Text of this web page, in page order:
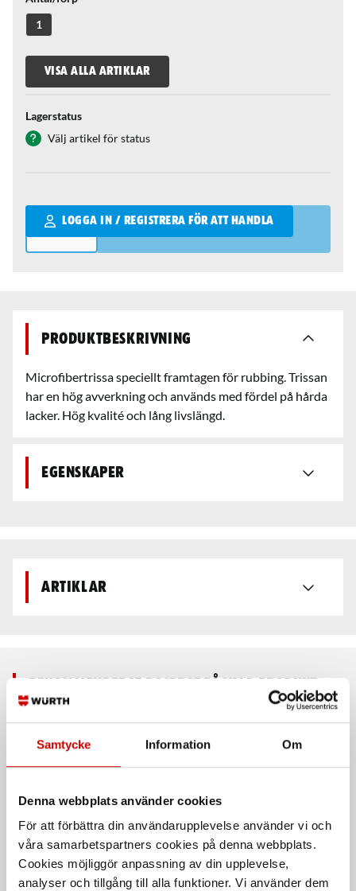
Samtycke Information Om
Denna webbplats använder cookies
För att förbättra din användarupplevelse använder vi och
våra samarbetspartners cookies på denna webbplats.
Cookies möjliggör anpassning av din upplevelse,
analyser och tillgång till alla funktioner. Vi använder dem
1
VISA ALLA ARTIKLAR
Lagerstatus
Välj artikel för status
LOGGA IN / REGISTRERA FÖR ATT HANDLA
Qantity
Produktbeskrivning
Microfibertrissa speciellt framtagen för rubbing. Trissan
har en hög avverkning och används med fördel på hårda
lacker. Hög kvalité och lång livslängd.
Egenskaper
Artiklar
Polerpad Microfiber fin Polerpad medelhård